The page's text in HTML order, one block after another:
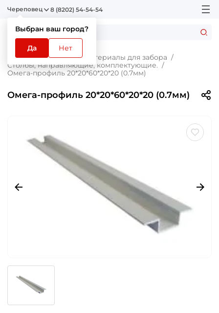
Череповец
Выбран ваш город?
Да Нет
8 (8202) 54-54-54
Главная Каталог
Материалы для забора
Столбы, направляющие, комплектующие.
Омега-профиль 20*20*60*20*20 (0.7мм)
Омега-профиль 20*20*60*20*20 (0.7мм)